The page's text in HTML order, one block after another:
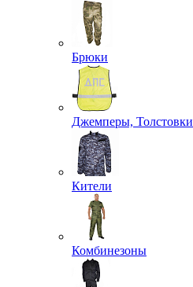
Брюки
Джемперы, Толстовки
Кители
Комбинезоны